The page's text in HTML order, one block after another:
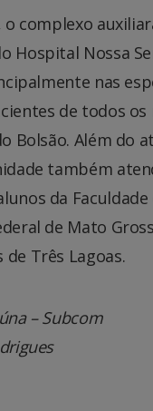
complexo
Hospital Nossa
nas
de todos os
Bolsão. Além do
também
da
de Mato
de Três Lagoas.
– Subcom